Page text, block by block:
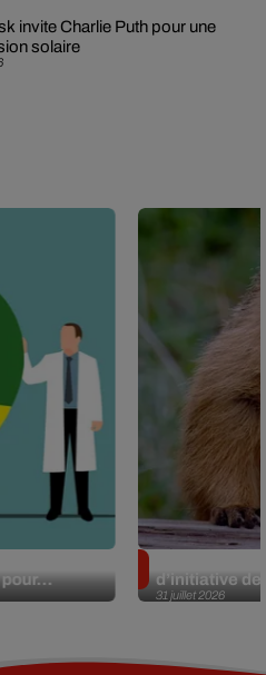
invite Charlie Puth pour une
solaire
31 juillet 2026
d’initiative